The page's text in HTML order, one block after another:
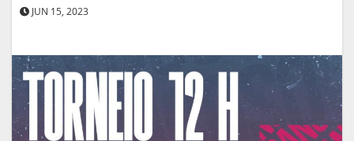
JUN 15, 2023